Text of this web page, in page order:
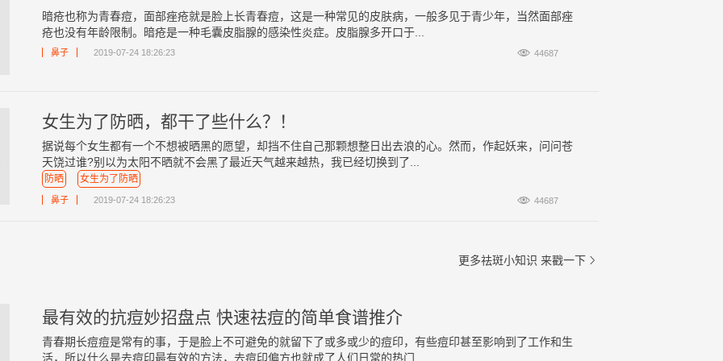
暗疮也称为青春痘，面部痤疮就是脸上长青春痘，这是一种常见的皮肤病，一般多见于青少年，当然面部痤
疮也没有年龄限制。暗疮是一种毛囊皮脂腺的感染性炎症。皮脂腺多开口于...
 44687
鼻子 2019-07-24 18:26:23
女生为了防晒，都干了些什么？！
据说每个女生都有一个不想被晒黑的愿望，却挡不住自己那颗想整日出去浪的心。然而，作起妖来，问问苍
天饶过谁?别以为太阳不晒就不会黑了最近天气越来越热，我已经切换到了...
防晒 女生为了防晒
 44687
鼻子 2019-07-24 18:26:23
更多祛斑小知识 来戳一下 
最有效的抗痘妙招盘点 快速祛痘的简单食谱推介
青春期长痘痘是常有的事，于是脸上不可避免的就留下了或多或少的痘印，有些痘印甚至影响到了工作和生
活，所以什么是去痘印最有效的方法，去痘印偏方也就成了人们日常的热门...